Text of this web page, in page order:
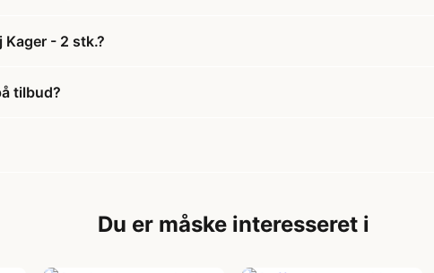
- 2 stk.?
tilbud?
Du er måske interesseret i